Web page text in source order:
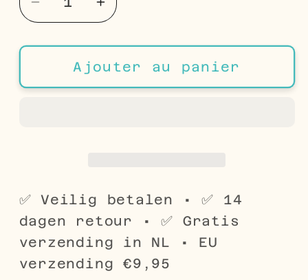
Réduire
la
quantité
Boucles
cristal
noir
3
mm
-
Augmenter
la
quantité
de
Boucles
cristal
noir
mm
-
Ajouter au panier
✅ Veilig betalen • ✅ 14
dagen retour • ✅ Gratis
verzending in NL • EU
verzending €9,95